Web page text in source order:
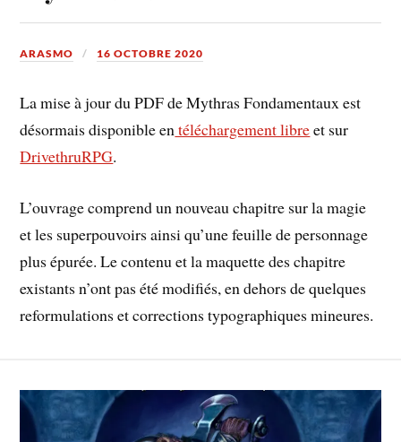
ARASMO 16 OCTOBRE 2020
La mise à jour du PDF de Mythras Fondamentaux est
désormais disponible entéléchargement libreet sur
DrivethruRPG.
L’ouvrage comprend un nouveau chapitre sur la magie
et les superpouvoirs ainsi qu’une feuille de personnage
plus épurée. Le contenu et la maquette des chapitre
existants n’ont pas été modifiés, en dehors de quelques
reformulations et corrections typographiques mineures.